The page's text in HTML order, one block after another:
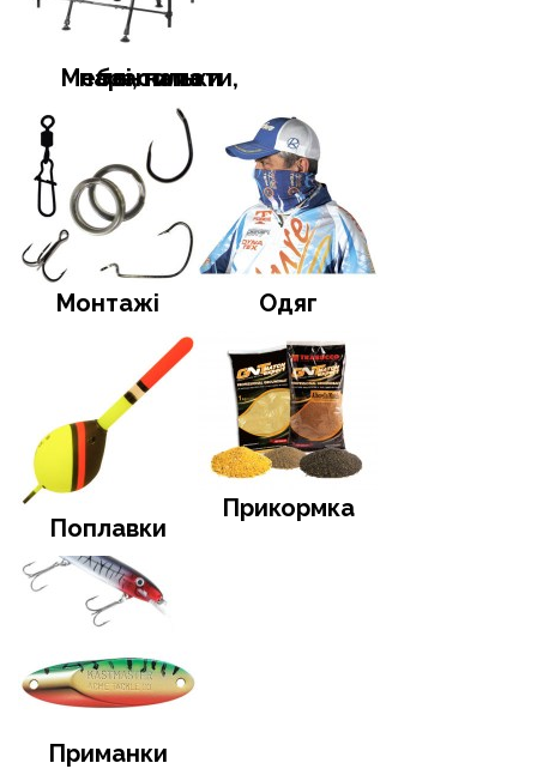
Меблі, намети, тенти та парасольки
Монтажі Одяг
Поплавки
Прикормка
Приманки